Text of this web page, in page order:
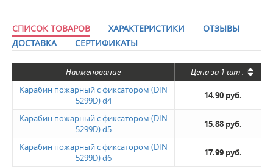
СПИСОК ТОВАРОВ ХАРАКТЕРИСТИКИ
ОТЗЫВЫ
ДОСТАВКА
СЕРТИФИКАТЫ
Наименование Цена за 1 шт.
Карабин пожарный с фиксатором (DIN
5299D) d4
14.90 руб.
Карабин пожарный с фиксатором (DIN
5299D) d5
15.88 руб.
Карабин пожарный с фиксатором (DIN
5299D) d6
17.99 руб.